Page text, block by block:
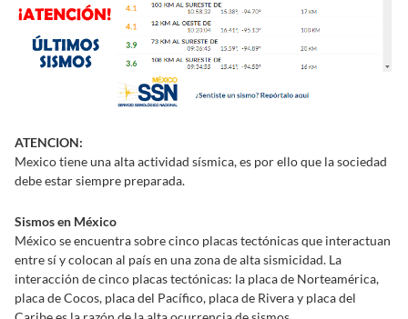
ATENCION:
Mexico tiene una alta actividad sísmica, es por ello que la sociedad
debe estar siempre preparada.
Sismos en México
México se encuentra sobre cinco placas tectónicas que interactuan
entre sí y colocan al país en una zona de alta sismicidad. La
interacción de cinco placas tectónicas: la placa de Norteamérica,
placa de Cocos, placa del Pacífico, placa de Rivera y placa del